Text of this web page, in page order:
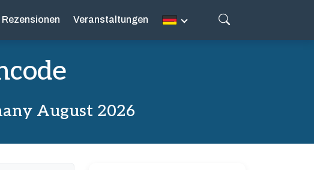
Rezensionen Veranstaltungen
August 2026